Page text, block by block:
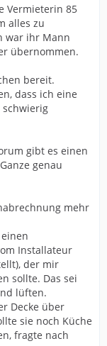
Vermieterin 85
alles zu
war ihr Mann
übernommen.
bereit.
dass ich eine
schwierig
gibt es einen
genau
mehr
Installateur
der mir
sollte. Das sei
lüften.
Decke über
sie noch Küche
fragte nach